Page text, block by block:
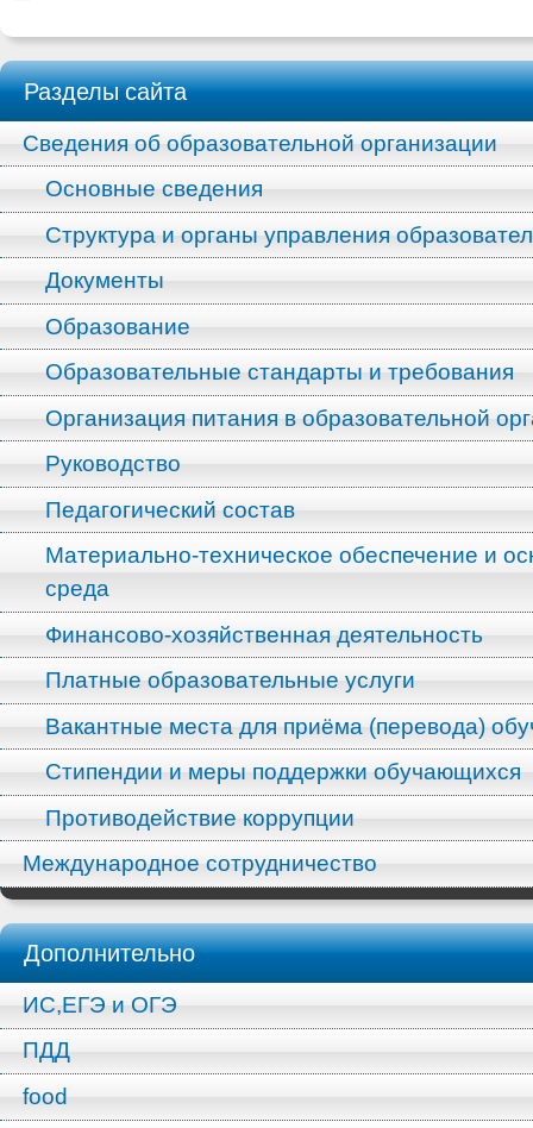
Разделы сайта
Сведения об образовательной организации
Основные сведения
Структура и органы управления
Документы
Образование
Образовательные стандарты и требования
Организация питания в образовательной
Руководство
Педагогический состав
Материально-техническое обеспечение и
среда
Финансово-хозяйственная деятельность
Платные образовательные услуги
Вакантные места для приёма (перевода)
Стипендии и меры поддержки обучающихся
Противодействие коррупции
Международное сотрудничество
Дополнительно
ИС,ЕГЭ и ОГЭ
ПДД
food